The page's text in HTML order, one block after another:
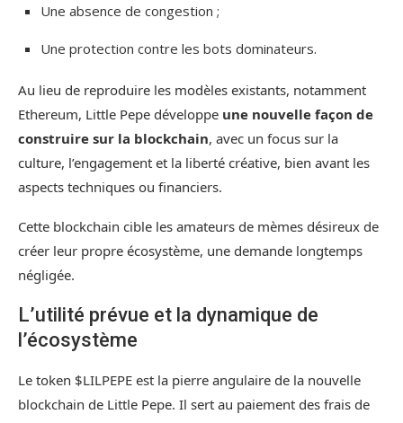
Une absence de congestion ;
Une protection contre les bots dominateurs.
Au lieu de reproduire les modèles existants, notamment
Ethereum, Little Pepe développe une nouvelle façon de
construire sur la blockchain, avec un focus sur la
culture, l’engagement et la liberté créative, bien avant les
aspects techniques ou financiers.
Cette blockchain cible les amateurs de mèmes désireux de
créer leur propre écosystème, une demande longtemps
négligée.
L’utilité prévue et la dynamique de
l’écosystème
Le token $LILPEPE est la pierre angulaire de la nouvelle
blockchain de Little Pepe. Il sert au paiement des frais de